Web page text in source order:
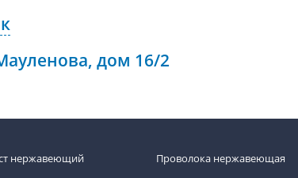
дом 16/2
нержавеющий
Проволока нержавеющая